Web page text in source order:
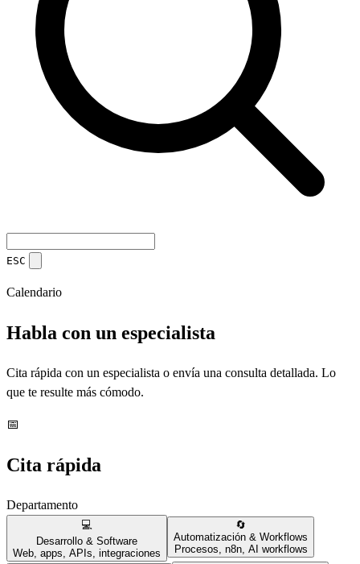
ESC
Calendario
Habla con un especialista
Cita rápida con un especialista o envía una consulta detallada. Lo
que te resulte más cómodo.
📅
Cita rápida
Departamento
💻
Desarrollo & Software
Web, apps, APIs, integraciones
🔄
Automatización & Workflows
Procesos, n8n, AI workflows